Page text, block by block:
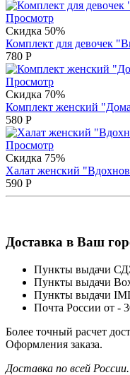
Просмотр
Скидка 50%
Комплект для девочек
780 Р
Просмотр
Скидка 70%
Комплект женский
580 Р
Просмотр
Скидка 75%
Халат женский
590 Р
Доставка в Ваш
Пункты выдачи
Пункты выдачи
Пункты выдачи
Почта России от -
Более точный расчет
Оформления заказа.
Доставка по всей России.